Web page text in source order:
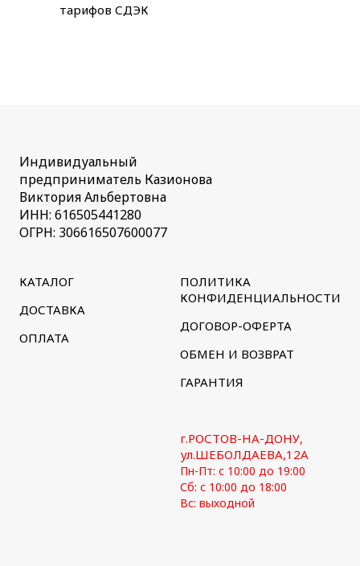
тарифов СДЭК
Индивидуальный
предприниматель Казионова
Виктория Альбертовна
ИНН: 616505441280
ОГРН: 306616507600077
КАТАЛОГ
ДОСТАВКА
ОПЛАТА
ПОЛИТИКА
КОНФИДЕНЦИАЛЬНОСТИ
ДОГОВОР-ОФЕРТА
ОБМЕН И ВОЗВРАТ
ГАРАНТИЯ
г.РОСТОВ-НА-ДОНУ,
ул.ШЕБОЛДАЕВА,12А
Пн-Пт: с 10:00 до 19:00
Сб: с 10:00 до 18:00
Вс: выходной